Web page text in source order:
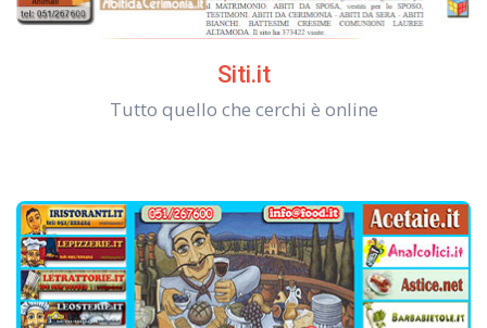
Siti.it
Tutto quello che cerchi è online